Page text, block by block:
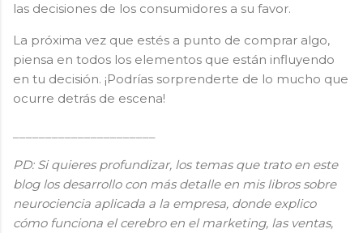
las decisiones de los consumidores a su favor.
La próxima vez que estés a punto de comprar algo,
piensa en todos los elementos que están influyendo
en tu decisión. ¡Podrías sorprenderte de lo mucho que
ocurre detrás de escena!
PD: Si quieres profundizar, los temas que trato en este
blog los desarrollo con más detalle en mis libros sobre
neurociencia aplicada a la empresa, donde explico
cómo funciona el cerebro en el marketing, las ventas,